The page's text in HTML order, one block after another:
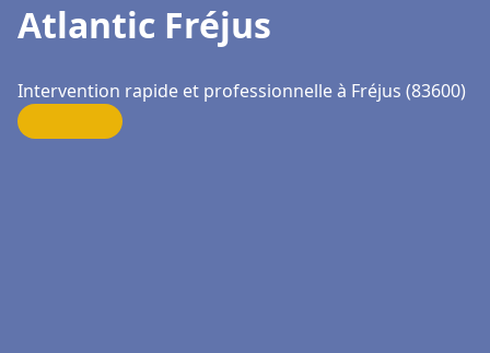
Atlantic Fréjus
Intervention rapide et professionnelle à Fréjus (83600)